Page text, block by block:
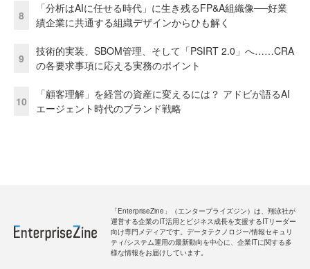
8
「分析はAIに任せる時代」に生き残るFP&A組織像──好業
績企業に共通する組織デザインからひも解く
9
技術的実装、SBOM管理、そして「PSIRT 2.0」へ……CRA
の各要求事項に応える実務のポイント
10
「顧客理解」を経営の資産に変えるには？ アドビが語るAI
エージェント時代のブランド戦略
「EnterpriseZine」（エンタープライズジン）は、翔泳社が
運営する企業のIT活用とビジネス成長を支援するITリーダー
向け専門メディアです。データテクノロジー/情報セキュリ
ティ/システム運用の最新動向を中心に、企業ITに関する多
様な情報をお届けしています。